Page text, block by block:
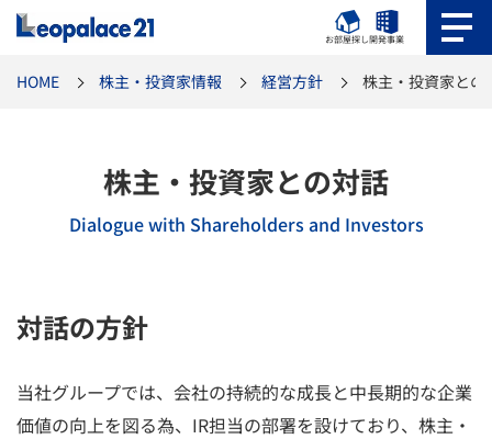
お部屋探し開発事業
HOME 株主・投資家情報 経営方針 株主・投資家との
株主・投資家との対話
Dialogue with Shareholders and Investors
対話の方針
当社グループでは、会社の持続的な成長と中長期的な企業
価値の向上を図る為、IR担当の部署を設けており、株主・